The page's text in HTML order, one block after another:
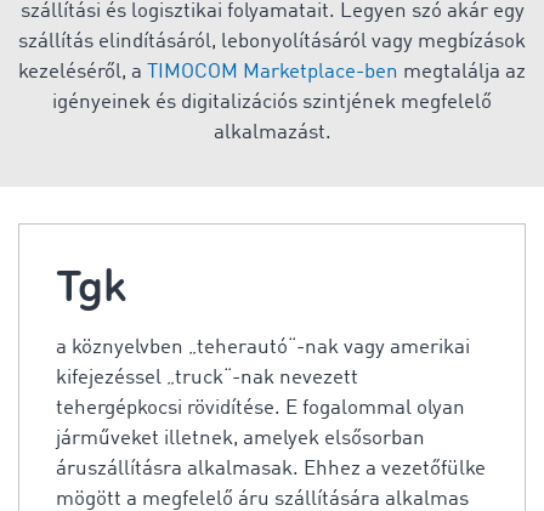
szállítási és logisztikai folyamatait. Legyen szó akár egy
szállítás elindításáról, lebonyolításáról vagy megbízások
kezeléséről, a
TIMOCOM Marketplace-ben megtalálja az
igényeinek és digitalizációs szintjének megfelelő
alkalmazást.
Tgk
a köznyelvben „teherautó“-nak vagy amerikai
kifejezéssel „truck“-nak nevezett
tehergépkocsi rövidítése. E fogalommal olyan
járműveket illetnek, amelyek elsősorban
áruszállításra alkalmasak. Ehhez a vezetőfülke
mögött a megfelelő áru szállítására alkalmas